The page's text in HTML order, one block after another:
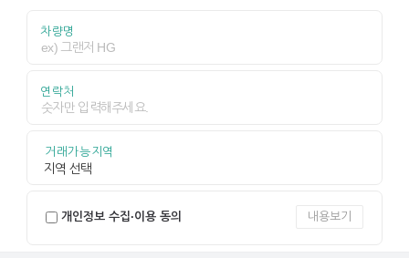
차량명
연락처
거래가능지역
개인정보 수집·이용 동의 내용보기